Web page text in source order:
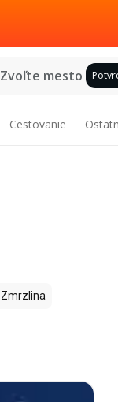
Zvoľte mesto
Cestovanie
Zmrzlina